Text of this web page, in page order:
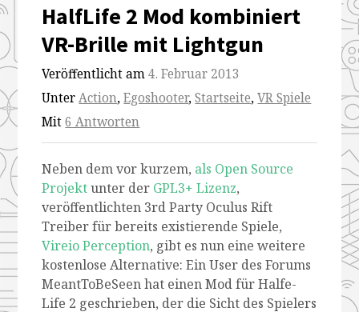
HalfLife 2 Mod kombiniert
VR-Brille mit Lightgun
Veröffentlicht am4. Februar 2013
UnterAction,Egoshooter,Startseite,VR Spiele
Mit6 Antworten
Neben dem vor kurzem, als Open Source
Projektunter der GPL3+ Lizenz,
veröffentlichten 3rd Party Oculus Rift
Treiber für bereits existierende Spiele,
Vireio Perception, gibt es nun eine weitere
kostenlose Alternative: Ein User des Forums
MeantToBeSeen hat einen Mod für Halfe-
Life 2 geschrieben, der die Sicht des Spielers